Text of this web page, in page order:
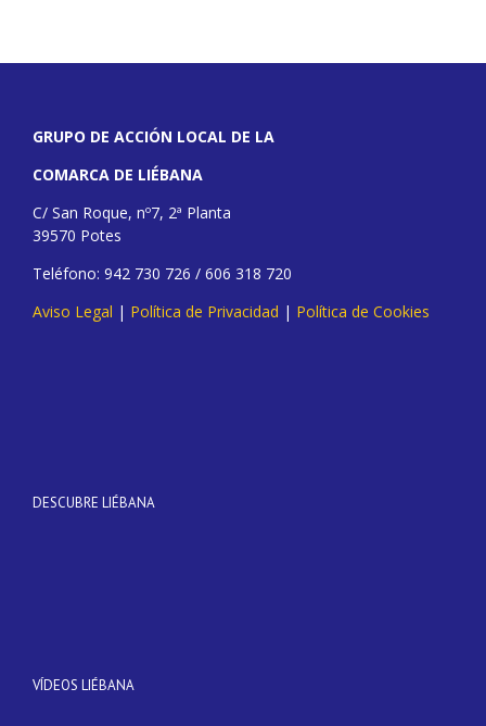
GRUPO DE ACCIÓN LOCAL DE LA
COMARCA DE LIÉBANA
C/ San Roque, nº7, 2ª Planta
39570 Potes
Teléfono: 942 730 726 / 606 318 720
Aviso Legal | Política de Privacidad | Política de Cookies
DESCUBRE LIÉBANA
VÍDEOS LIÉBANA